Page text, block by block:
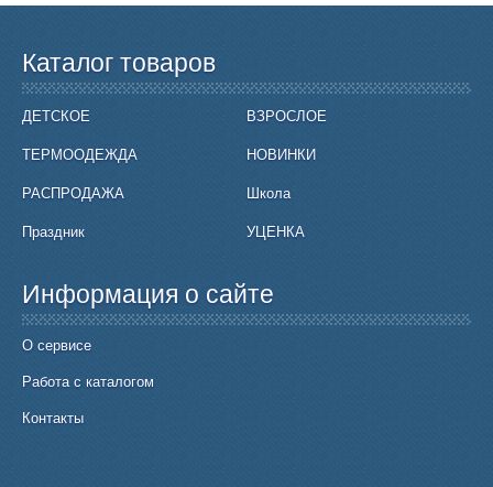
Каталог товаров
ДЕТСКОЕ ВЗРОСЛОЕ
ТЕРМООДЕЖДА НОВИНКИ
РАСПРОДАЖА Школа
Праздник УЦЕНКА
Информация о сайте
О сервисе
Работа с каталогом
Контакты